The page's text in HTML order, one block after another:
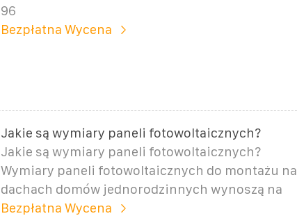
96
Bezpłatna Wycena
Jakie są wymiary paneli fotowoltaicznych?
Jakie są wymiary paneli fotowoltaicznych?
Wymiary paneli fotowoltaicznych do montażu na
dachach domów jednorodzinnych wynoszą na
Bezpłatna Wycena